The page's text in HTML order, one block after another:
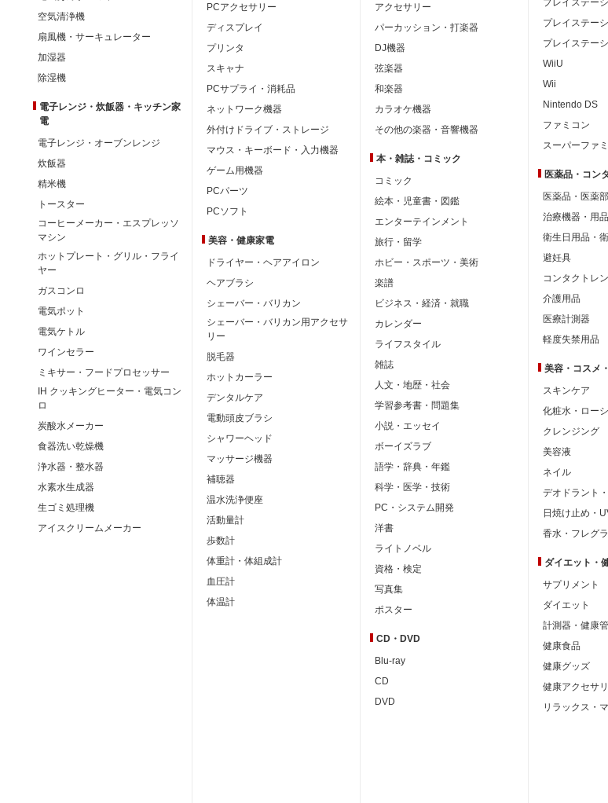
空気清浄機
扇風機・サーキュレーター
加湿器
除湿機
電子レンジ・炊飯器・キッチン家
電
電子レンジ・オーブンレンジ
炊飯器
精米機
トースター
コーヒーメーカー・エスプレッソ
マシン
ホットプレート・グリル・フライ
ヤー
ガスコンロ
電気ポット
電気ケトル
ワインセラー
ミキサー・フードプロセッサー
IH クッキングヒーター・電気コン
ロ
炭酸水メーカー
食器洗い乾燥機
浄水器・整水器
水素水生成器
生ゴミ処理機
アイスクリームメーカー
PCアクセサリー
ディスプレイ
プリンタ
スキャナ
PCサプライ・消耗品
ネットワーク機器
外付けドライブ・ストレージ
マウス・キーボード・入力機器
ゲーム用機器
PCパーツ
PCソフト
美容・健康家電
ドライヤー・ヘアアイロン
ヘアブラシ
シェーバー・バリカン
シェーバー・バリカン用アクセサ
リー
脱毛器
ホットカーラー
デンタルケア
電動頭皮ブラシ
シャワーヘッド
マッサージ機器
補聴器
温水洗浄便座
活動量計
歩数計
体重計・体組成計
血圧計
体温計
アクセサリー
パーカッション・打楽器
DJ機器
弦楽器
和楽器
カラオケ機器
その他の楽器・音響機器
本・雑誌・コミック
コミック
絵本・児童書・図鑑
エンターテインメント
旅行・留学
ホビー・スポーツ・美術
楽譜
ビジネス・経済・就職
カレンダー
ライフスタイル
雑誌
人文・地歴・社会
学習参考書・問題集
小説・エッセイ
ボーイズラブ
語学・辞典・年鑑
科学・医学・技術
PC・システム開発
洋書
ライトノベル
資格・検定
写真集
ポスター
CD・DVD
Blu-ray
CD
DVD
プレイステー
プレイステー
WiiU
Wii
Nintendo DS
ファミコン
スーパーファ
医薬品・コン
医薬品・医薬
治療機器・用品
衛生日用品・
避妊具
コンタクトレ
介護用品
医療計測器
軽度失禁用品
美容・コスメ
スキンケア
化粧水・ロー
クレンジング
美容液
ネイル
デオドラント
日焼け止め・
香水・フレグ
ダイエット・
サプリメント
ダイエット
計測器・健康
健康食品
健康グッズ
健康アクセサ
リラックス・